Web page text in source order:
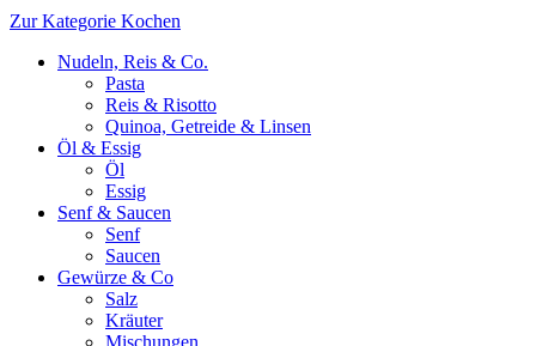
Zur Kategorie Kochen
Nudeln, Reis & Co.
Pasta
Reis & Risotto
Quinoa, Getreide & Linsen
Öl & Essig
Öl
Essig
Senf & Saucen
Senf
Saucen
Gewürze & Co
Salz
Kräuter